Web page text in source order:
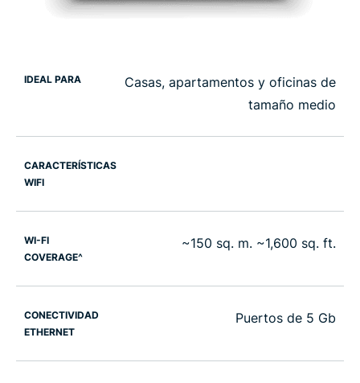
IDEAL PARA
Casas, apartamentos y oficinas de
tamaño medio
CARACTERÍSTICAS
WIFI
WI-FI
COVERAGE^
~150 sq. m. ~1,600 sq. ft.
CONECTIVIDAD
ETHERNET
Puertos de 5 Gb